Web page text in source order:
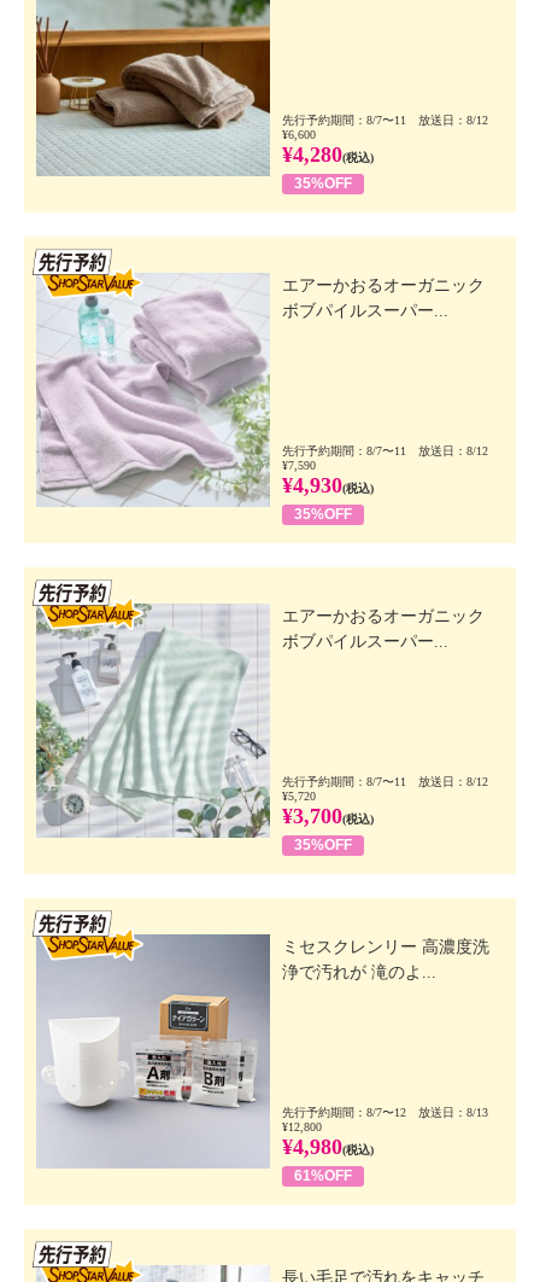
先行予約期間：8/7〜11 放送日：8/12
¥6,600
¥4,280(税込)
35%OFF
エアーかおるオーガニック
ボブパイルスーパー...
先行予約期間：8/7〜11 放送日：8/12
¥7,590
¥4,930(税込)
35%OFF
エアーかおるオーガニック
ボブパイルスーパー...
先行予約期間：8/7〜11 放送日：8/12
¥5,720
¥3,700(税込)
35%OFF
ミセスクレンリー 高濃度洗
浄で汚れが 滝のよ...
先行予約期間：8/7〜12 放送日：8/13
¥12,800
¥4,980(税込)
61%OFF
長い毛足で汚れをキャッチ